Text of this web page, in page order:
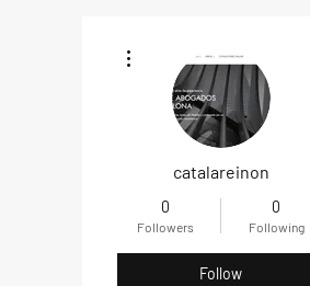
catalareinon
0
Followers
0
Following
Follow